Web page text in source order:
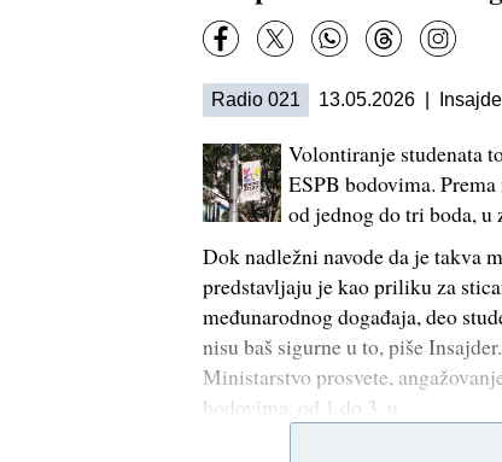
Radio 021 13.05.2026 |
Volontiranje studenata
ESPB bodovima.
od jednog do tri boda, u
Dok nadležni navode da je takva
predstavljaju je kao priliku za
međunarodnog događaja, deo
nisu baš sigurne u to, piše
Ministarstvo prosvete,
bodovima, od 1 do 3, u